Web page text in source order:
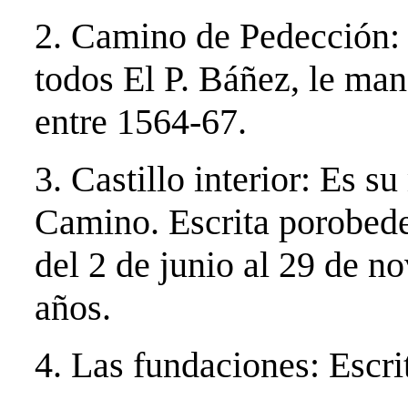
2. Camino de
todos El P. Báñez, le
entre 1564-67.
3. Castillo interior: Es
Camino. Escrita
del 2 de junio al 29 de
años.
4. Las fundaciones: